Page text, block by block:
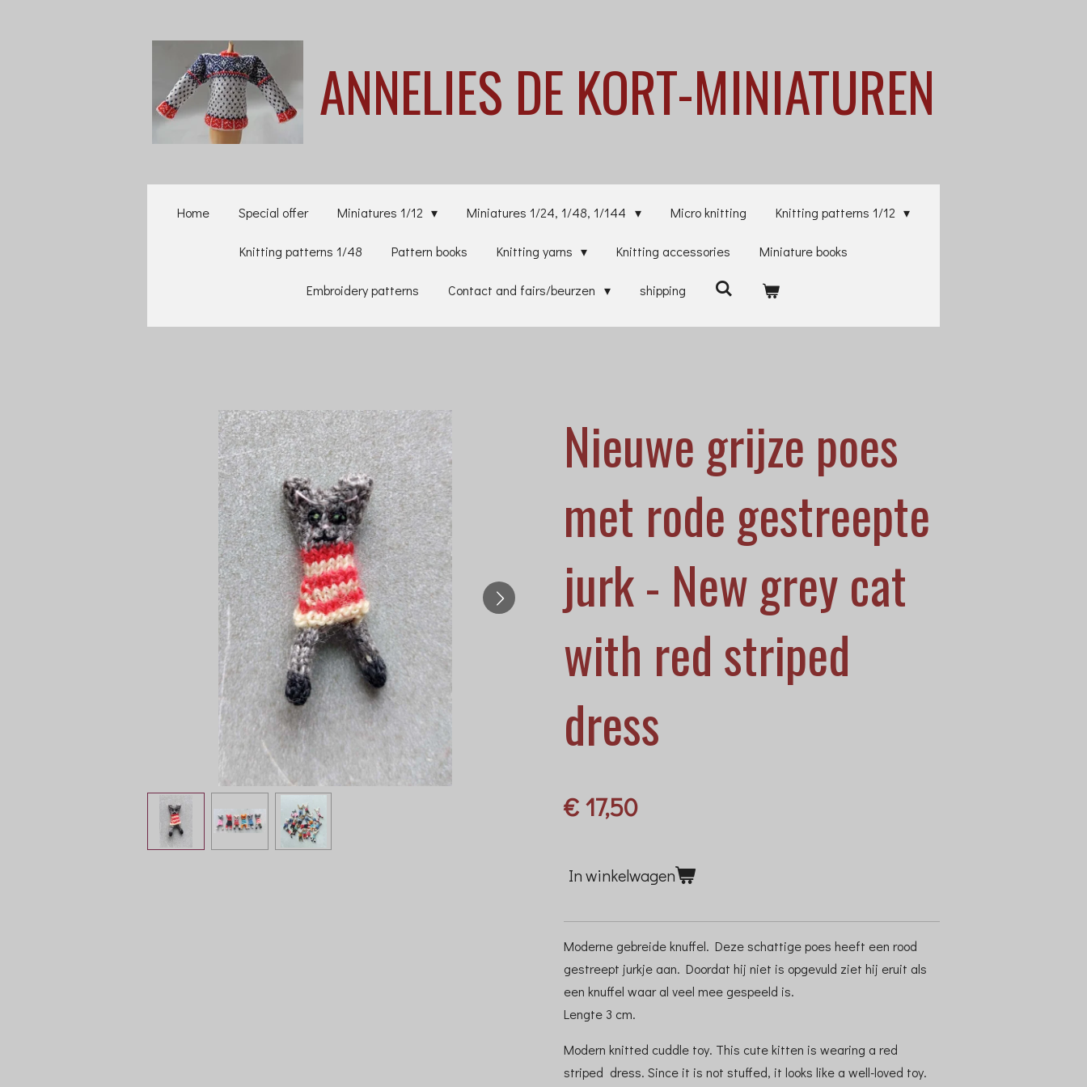
ANNELIES DE KORT-MINIATUREN
Home Special offer Miniatures 1/12 Miniatures 1/24, 1/48, 1/144 Micro knitting Knitting patterns 1/12
Knitting patterns 1/48 Pattern books Knitting yarns Knitting accessories Miniature books
Embroidery patterns Contact and fairs/beurzen shipping
Nieuwe grijze poes
met rode gestreepte
jurk - New grey cat
with red striped
dress
€ 17,50
In winkelwagen
Moderne gebreide knuffel. Deze schattige poes heeft een rood
gestreept jurkje aan. Doordat hij niet is opgevuld ziet hij eruit als
een knuffel waar al veel mee gespeeld is.
Lengte 3 cm.
Modern knitted cuddle toy. This cute kitten is wearing a red
striped dress. Since it is not stuffed, it looks like a well-loved toy.